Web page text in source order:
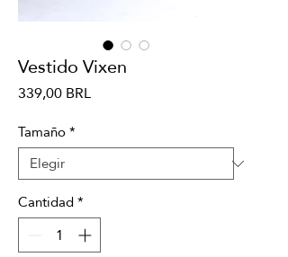
Vestido Vixen
339,00 BRLPrecio
Tamaño*
Cantidad*